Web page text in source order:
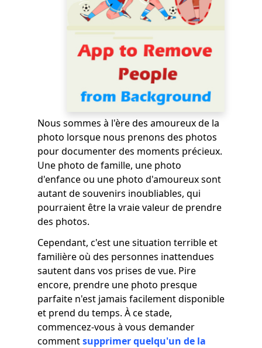
Nous sommes à l'ère des amoureux de la
photo lorsque nous prenons des photos
pour documenter des moments précieux.
Une photo de famille, une photo
d'enfance ou une photo d'amoureux sont
autant de souvenirs inoubliables, qui
pourraient être la vraie valeur de prendre
des photos.
Cependant, c'est une situation terrible et
familière où des personnes inattendues
sautent dans vos prises de vue. Pire
encore, prendre une photo presque
parfaite n'est jamais facilement disponible
et prend du temps. À ce stade,
commencez-vous à vous demander
commentsupprimer quelqu'un de la